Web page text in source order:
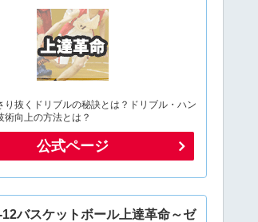
り抜くドリブルの秘訣とは？ドリブル・ハン
術向上の方法とは？
公式ページ
12バスケットボール上達革命～ゼ